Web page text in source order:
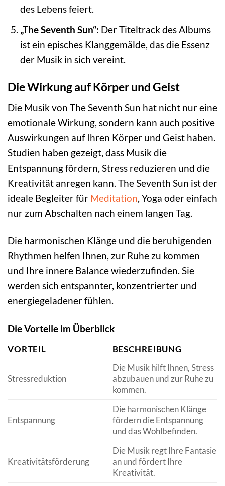
des Lebens feiert.
„The Seventh Sun“: Der Titeltrack des Albums
ist ein episches Klanggemälde, das die Essenz
der Musik in sich vereint.
Die Wirkung auf Körper und Geist
Die Musik von The Seventh Sun hat nicht nur eine
emotionale Wirkung, sondern kann auch positive
Auswirkungen auf Ihren Körper und Geist haben.
Studien haben gezeigt, dass Musik die
Entspannung fördern, Stress reduzieren und die
Kreativität anregen kann. The Seventh Sun ist der
ideale Begleiter für Meditation, Yoga oder einfach
nur zum Abschalten nach einem langen Tag.
Die harmonischen Klänge und die beruhigenden
Rhythmen helfen Ihnen, zur Ruhe zu kommen
und Ihre innere Balance wiederzufinden. Sie
werden sich entspannter, konzentrierter und
energiegeladener fühlen.
Die Vorteile im Überblick
VORTEIL BESCHREIBUNG
Stressreduktion
Die Musik hilft Ihnen, Stress
abzubauen und zur Ruhe zu
kommen.
Entspannung
Die harmonischen Klänge
fördern die Entspannung
und das Wohlbefinden.
Kreativitätsförderung
Die Musik regt Ihre Fantasie
an und fördert Ihre
Kreativität.